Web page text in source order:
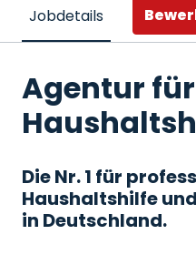
Jobdetails
Agentur für
Die Nr. 1 für
Haushaltshilfe
in Deutschland.